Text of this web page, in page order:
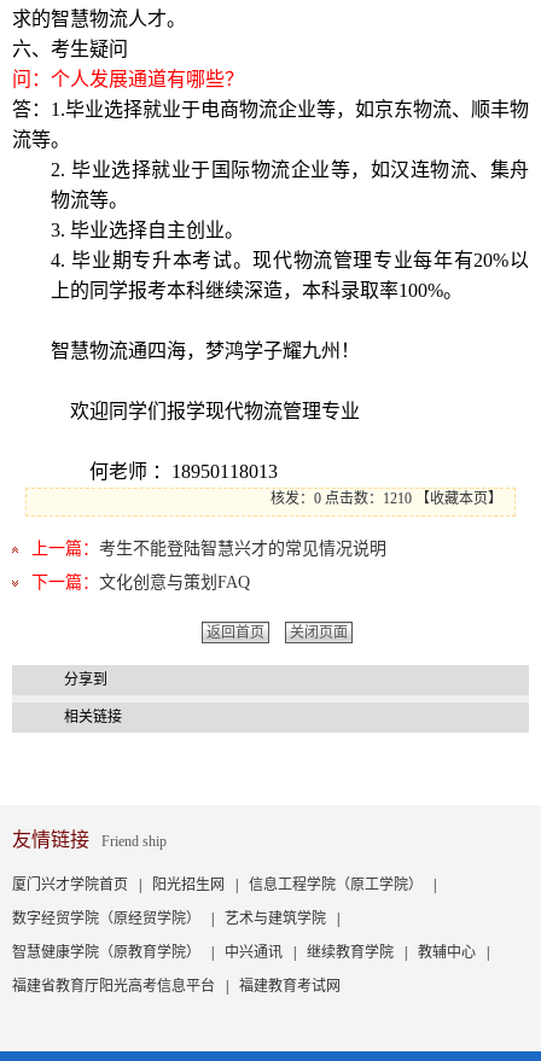
求的智慧物流人才。
六、 考生疑问
问：个人发展通道有哪些？
答： 1.毕业选择就业于电商物流企业等，如京东物流、顺丰物
流等。
2. 毕业选择就业于国际物流企业等，如汉连物流、集舟
物流等。
3. 毕业选择自主创业。
4. 毕业期专升本考试。现代物流管理专业每年有20%以
上的同学报考本科继续深造，本科录取率100%。
智慧物流通四海，梦鸿学子耀九州！
欢迎同学们报学现代物流管理专业
何老师 ： 18950118013
核发：0 点击数：1210 【收藏本页】
上一篇： 考生不能登陆智慧兴才的常见情况说明
下一篇： 文化创意与策划FAQ
返回首页 关闭页面
分享到
相关链接
友情链接 Friend ship
厦门兴才学院首页 阳光招生网 信息工程学院（原工学院）
数字经贸学院（原经贸学院）
艺术与建筑学院
智慧健康学院（原教育学院）
中兴通讯 继续教育学院 教辅中心
福建省教育厅阳光高考信息平台
福建教育考试网